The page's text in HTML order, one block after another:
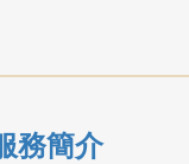
務簡介